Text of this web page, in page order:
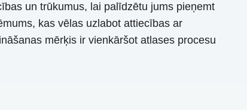
un trūkumus, lai palīdzētu jums pieņemt
kas vēlas uzlabot attiecības ar
mērķis ir vienkāršot atlases procesu